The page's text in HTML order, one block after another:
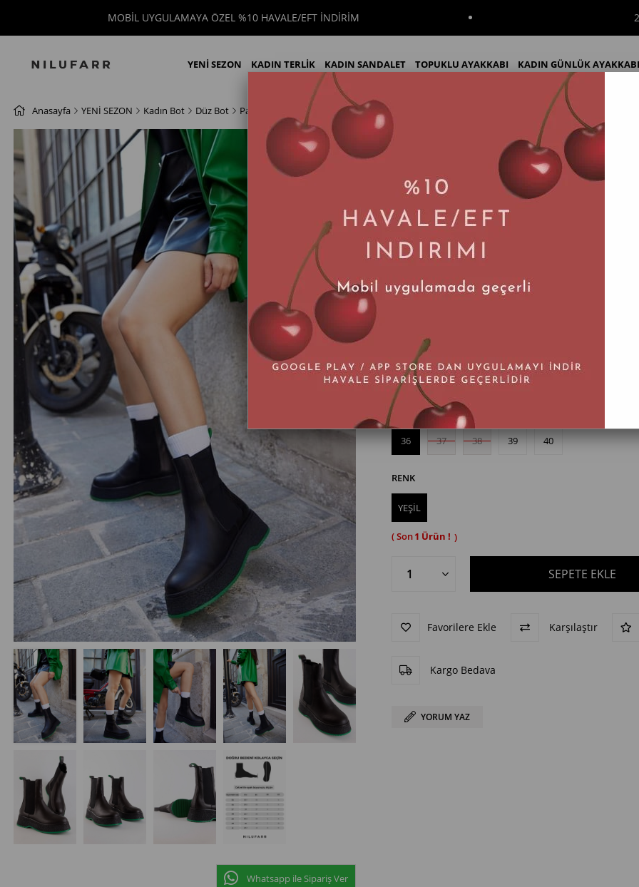
MOBİL UYGULAMAYA ÖZEL %10 HAVALE/EFT İNDİRİM
YENİ SEZON KADIN TERLİK KADIN SANDALET TOPUKLU AYAKKABI KADIN GÜNLÜK AYAKKABI
KADIN BOT
Anasayfa YENİ SEZON Kadın Bot Düz Bot Pamela Siyah Hakiki Deri Yeşil Tabanlı Kadın Bot
Whatsapp ile Sipariş Ver
Pamela Siyah Hakiki Deri Yeşil Tabanlı
Tahmini Teslim Süresi : 2 İş Günü
$114.26
$68.54
Renk Seçenekleri
BEDEN
1
36 37 38 39 40
RENK
YEŞİL
Favorilere Ekle Karşılaştır
Kargo Bedava
YORUM YAZ